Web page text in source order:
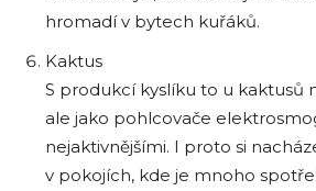
hromadí v bytech kuřáků.
Kaktus
S produkcí kyslíku to u kaktusů
ale jako pohlcovače
nejaktivnějšími. I proto si
v pokojích, kde je mnoho